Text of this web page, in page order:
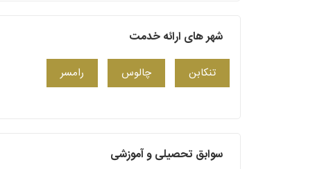
شهر های ارائه خدمت
تنکابن چالوس رامسر
سوابق تحصیلی و آموزشی